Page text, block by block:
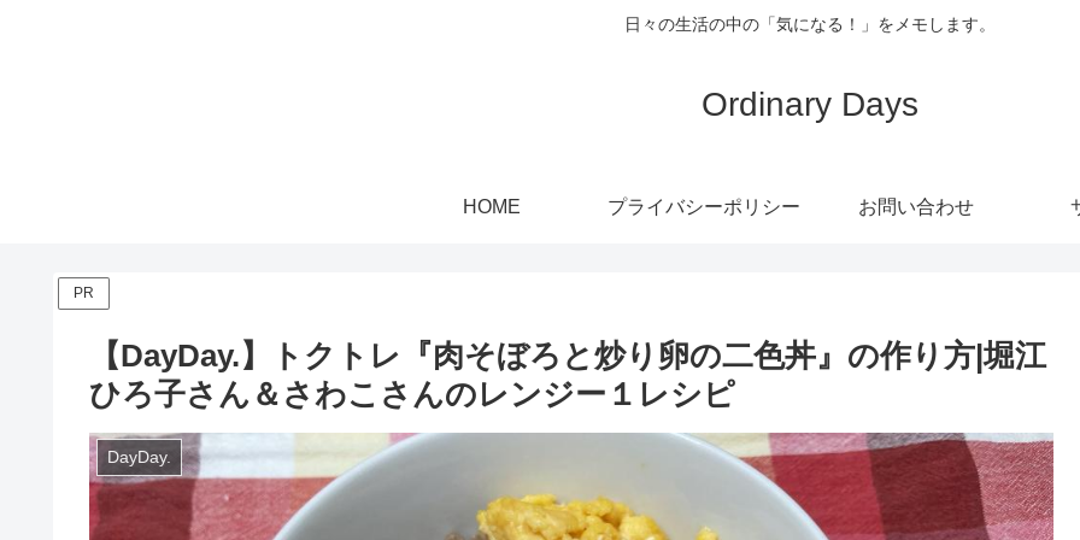
日々の生活の中の「気になる！」をメモします。
Ordinary Days
HOME プライバシーポリシー お問い合わせ
PR
【DayDay.】トクトレ『肉そぼろと炒り卵の二色丼』の作り方|堀江
ひろ子さん＆さわこさんのレンジー１レシピ
DayDay.